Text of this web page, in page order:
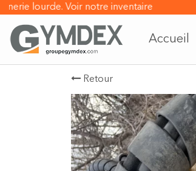
lourde.Voir notre inventaire
Accueil
Retour